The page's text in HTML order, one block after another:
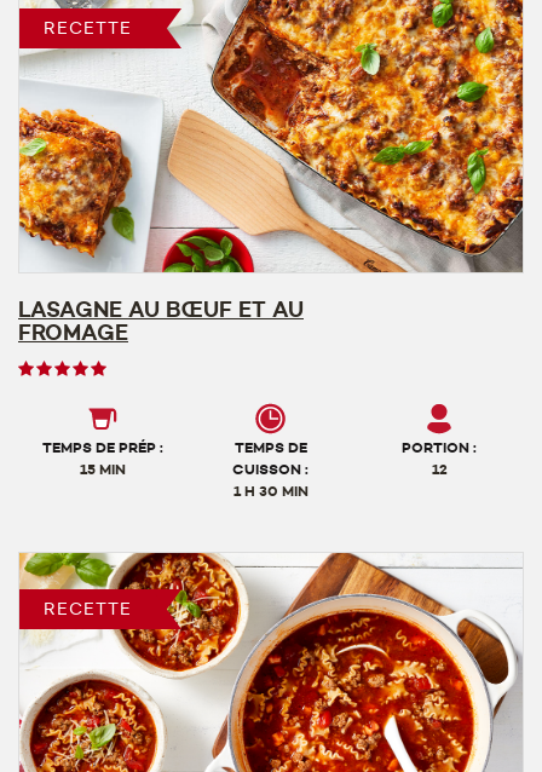
RECETTE
LASAGNE AU BŒUF ET AU
FROMAGE
Note
utilisateurs,
TEMPS DE PRÉP :
15 MIN
TEMPS DE
CUISSON :
1 H 30 MIN
PORTION :
12
RECETTE